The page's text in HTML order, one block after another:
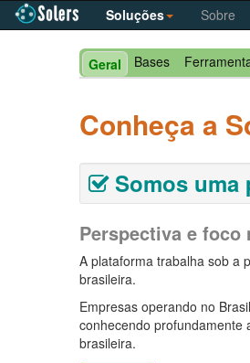
Soluções Sobre
Geral Bases
Conheça a
Somos uma
Perspectiva e foco
A plataforma trabalha sob a
brasileira.
Empresas operando no
conhecendo profundamente
brasileira.